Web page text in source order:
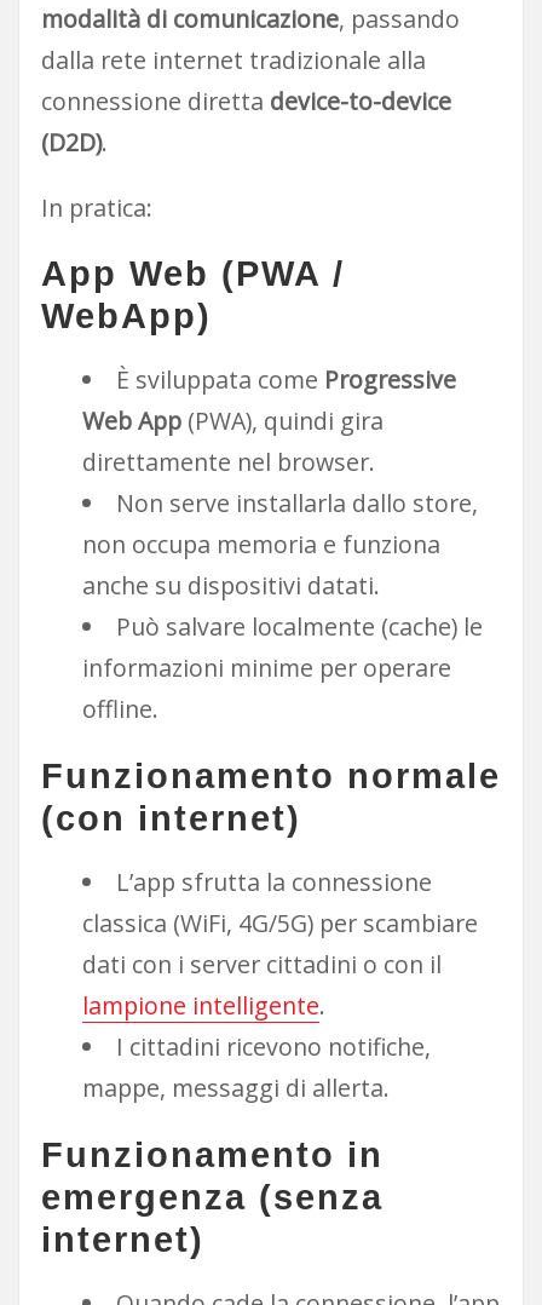
modalità di comunicazione, passando
dalla rete internet tradizionale alla
connessione diretta device-to-device
(D2D).
In pratica:
App Web (PWA /
WebApp)
È sviluppata come Progressive
Web App (PWA), quindi gira
direttamente nel browser.
Non serve installarla dallo store,
non occupa memoria e funziona
anche su dispositivi datati.
Può salvare localmente (cache) le
informazioni minime per operare
offline.
Funzionamento normale
(con internet)
L’app sfrutta la connessione
classica (WiFi, 4G/5G) per scambiare
dati con i server cittadini o con il
lampione intelligente.
I cittadini ricevono notifiche,
mappe, messaggi di allerta.
Funzionamento in
emergenza (senza
internet)